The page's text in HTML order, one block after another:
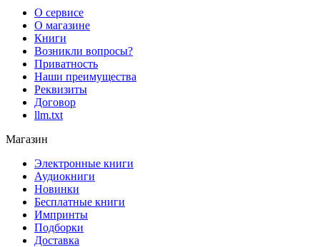
О сервисе
О магазине
Книги
Возникли вопросы?
Приватность
Наши преимущества
Реквизиты
Договор
llm.txt
Магазин
Электронные книги
Аудиокниги
Новинки
Бесплатные книги
Импринты
Подборки
Доставка